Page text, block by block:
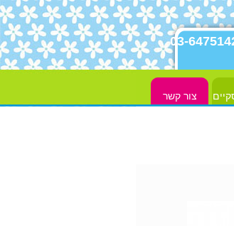
03-6475142
צור קשר